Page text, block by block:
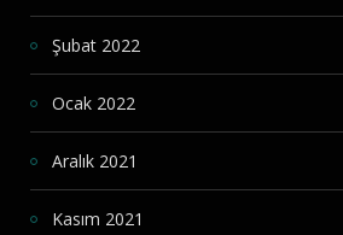
Şubat 2022
Ocak 2022
Aralık 2021
Kasım 2021